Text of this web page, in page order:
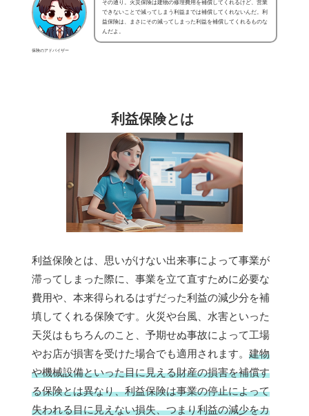
保険のアドバイザー
その通り。火災保険は建物の修理費用を補償してくれるけど、営業
できないことで減ってしまう利益までは補償してくれないんだ。利
益保険は、まさにその減ってしまった利益を補償してくれるものな
んだよ。
利益保険とは
利益保険とは、思いがけない出来事によって事業が
滞ってしまった際に、事業を立て直すために必要な
費用や、本来得られるはずだった利益の減少分を補
填してくれる保険です。火災や台風、水害といった
天災はもちろんのこと、予期せぬ事故によって工場
やお店が損害を受けた場合でも適用されます。 建物
や機械設備といった目に見える財産の損害を補償す
る保険とは異なり、利益保険は事業の停止によって
失われる目に見えない損失、つまり利益の減少をカ